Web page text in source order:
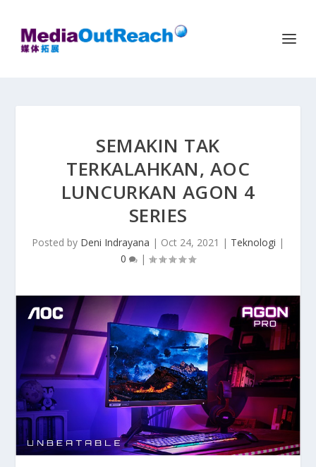
SEMAKIN TAK
TERKALAHKAN, AOC
LUNCURKAN AGON 4
SERIES
Posted by Deni Indrayana | Oct 24, 2021 | Teknologi |
0
|